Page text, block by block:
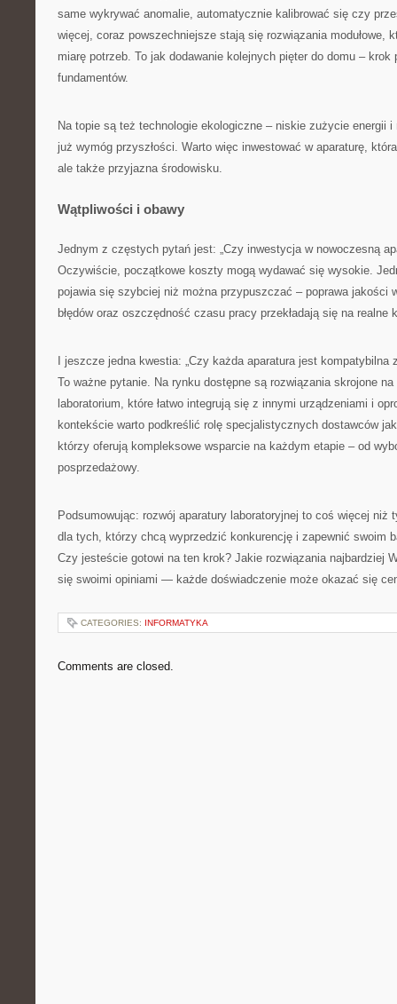
same wykrywać anomalie, automatycznie kalibrować się czy
więcej, coraz powszechniejsze stają się rozwiązania modułowe,
miarę potrzeb. To jak dodawanie kolejnych pięter do domu –
fundamentów.
Na topie są też technologie ekologiczne – niskie zużycie energii
już wymóg przyszłości. Warto więc inwestować w aparaturę,
ale także przyjazna środowisku.
Wątpliwości i obawy
Jednym z częstych pytań jest: „Czy inwestycja w nowoczesną
Oczywiście, początkowe koszty mogą wydawać się wysokie.
pojawia się szybciej niż można przypuszczać – poprawa jakości
błędów oraz oszczędność czasu pracy przekładają się na realne
I jeszcze jedna kwestia: „Czy każda aparatura jest kompatybilna
To ważne pytanie. Na rynku dostępne są rozwiązania skrojone
laboratorium, które łatwo integrują się z innymi urządzeniami i
kontekście warto podkreślić rolę specjalistycznych dostawców
którzy oferują kompleksowe wsparcie na każdym etapie – od
posprzedażowy.
Podsumowując: rozwój aparatury laboratoryjnej to coś więcej niż
dla tych, którzy chcą wyprzedzić konkurencję i zapewnić swoim
Czy jesteście gotowi na ten krok? Jakie rozwiązania najbardziej
się swoimi opiniami — każde doświadczenie może okazać się
CATEGORIES: INFORMATYKA
Comments are closed.